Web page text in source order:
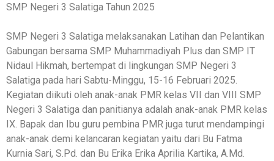
SMP Negeri 3 Salatiga Tahun 2025
SMP Negeri 3 Salatiga melaksanakan Latihan dan Pelantikan
Gabungan bersama SMP Muhammadiyah Plus dan SMP IT
Nidaul Hikmah, bertempat di lingkungan SMP Negeri 3
Salatiga pada hari Sabtu-Minggu, 15-16 Februari 2025.
Kegiatan diikuti oleh anak-anak PMR kelas VII dan VIII SMP
Negeri 3 Salatiga dan panitianya adalah anak-anak PMR kelas
IX. Bapak dan Ibu guru pembina PMR juga turut mendampingi
anak-anak demi kelancaran kegiatan yaitu dari Bu Fatma
Kurnia Sari, S.Pd. dan Bu Erika Erika Aprilia Kartika, A.Md.